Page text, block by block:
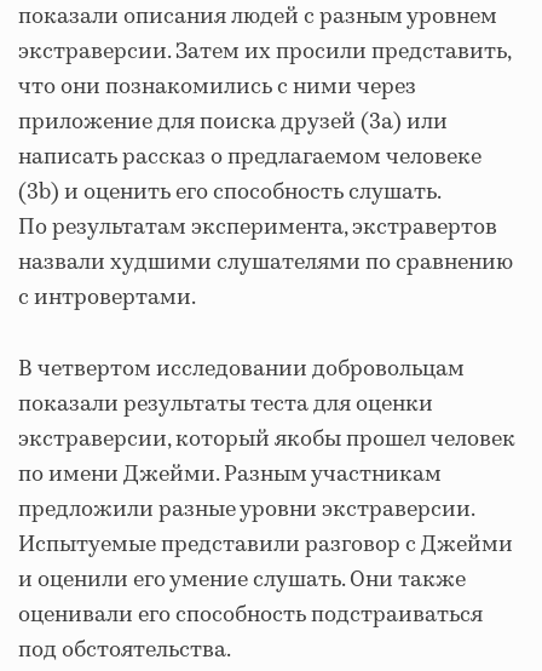
показали описания людей с разным уровнем
экстраверсии. Затем их просили представить,
что они познакомились с ними через
приложение для поиска друзей (3a) или
написать рассказ о предлагаемом человеке
(3b) и оценить его способность слушать.
По результатам эксперимента, экстравертов
назвали худшими слушателями по сравнению
с интровертами.
В четвертом исследовании добровольцам
показали результаты теста для оценки
экстраверсии, который якобы прошел человек
по имени Джейми. Разным участникам
предложили разные уровни экстраверсии.
Испытуемые представили разговор с Джейми
и оценили его умение слушать. Они также
оценивали его способность подстраиваться
под обстоятельства.